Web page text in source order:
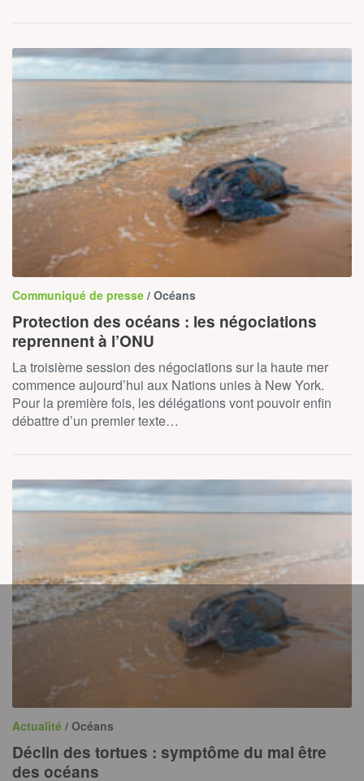
Communiqué de presse / Océans
Protection des océans : les négociations
reprennent à l’ONU
La troisième session des négociations sur la haute mer
commence aujourd’hui aux Nations unies à New York.
Pour la première fois, les délégations vont pouvoir enfin
débattre d’un premier texte…
Actualité / Océans
Déclin des tortues : symptôme du mal être
des océans